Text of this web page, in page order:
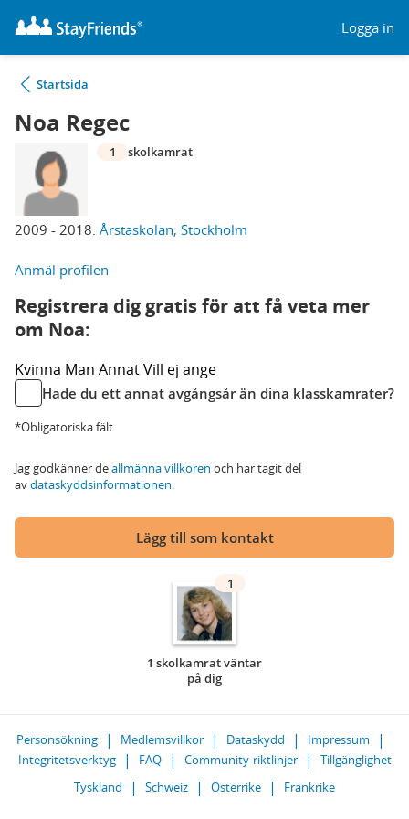
Logga in
Startsida
Noa Regec
2009 - 2018: Årstaskolan, Stockholm
1 skolkamrat
Anmäl profilen
Registrera dig gratis för att få veta mer
om Noa:
Kvinna Man AnnatVill ej ange
Hade du ett annat avgångsår än dina klasskamrater?
*Obligatoriska fält
Jag godkänner deallmänna villkoren och har tagit del
avdataskyddsinformationen.
Lägg till som kontakt
1
1 skolkamrat väntar
på dig
Personsökning Medlemsvillkor Dataskydd
Impressum
Integritetsverktyg
FAQ Community-riktlinjer
Tillgänglighet
Tyskland
Schweiz Österrike Frankrike